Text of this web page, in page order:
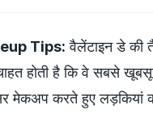
Tips: वैलेंटाइन डे की
होती है कि वे सबसे
मेकअप करते हुए